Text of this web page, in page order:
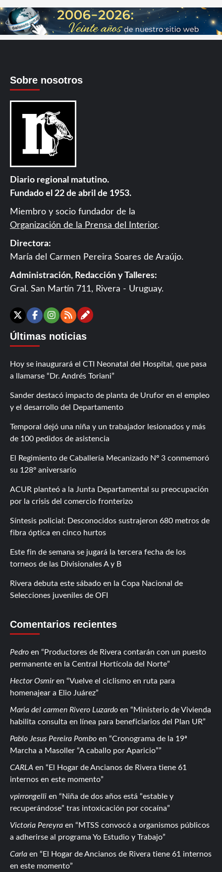
Sobre nosotros
Diario regional matutino.
Fundado el 22 de abril de 1953.
Miembro y socio fundador de la
Organización de la Prensa del Interior.
Directora:
María del Carmen Pereira Soares de Araújo.
Administración, Redacción y Talleres:
Gral. San Martín 711, Rivera - Uruguay.
X Facebook
Instagram
RSSContáctanos
Últimas noticias
Hoy se inaugurará el CTI Neonatal del Hospital, que pasa
a llamarse “Dr. Andrés Toriani”
Sander destacó impacto de planta de Urufor en el empleo
y el desarrollo del Departamento
Temporal dejó una niña y un trabajador lesionados y más
de 100 pedidos de asistencia
El Regimiento de Caballería Mecanizado Nº 3 conmemoró
su 128º aniversario
ACUR planteó a la Junta Departamental su preocupación
por la crisis del comercio fronterizo
Síntesis policial: Desconocidos sustrajeron 680 metros de
fibra óptica en cinco hurtos
Este fin de semana se jugará la tercera fecha de los
torneos de las Divisionales A y B
Rivera debuta este sábado en la Copa Nacional de
Selecciones juveniles de OFI
Comentarios recientes
Pedro en
Productores de Rivera contarán con un puesto
permanente en la Central Hortícola del Norte
Hector Osmiren
Vuelve el ciclismo en ruta para
homenajear a Elio Juárez
Maria del carmen Rivero Luzardo en
Ministerio de Vivienda
habilita consulta en línea para beneficiarios del Plan UR
Pablo Jesus Pereira Pombo en
Cronograma de la 19ª
Marcha a Masoller “A caballo por Aparicio”
CARLA en
El Hogar de Ancianos de Rivera tiene 61
internos en este momento
vpirrongelli en
Niña de dos años está “estable y
recuperándose” tras intoxicación por cocaína
Victoria Pereyra en
MTSS convocó a organismos públicos
a adherirse al programa Yo Estudio y Trabajo
Carla en
El Hogar de Ancianos de Rivera tiene 61 internos
en este momento